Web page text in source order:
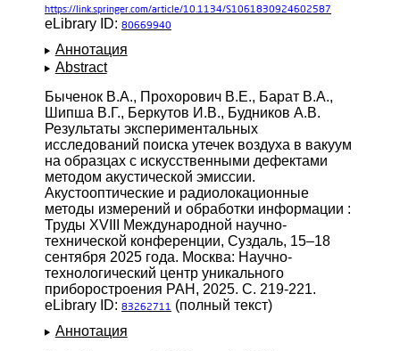
https://link.springer.com/article/10.1134/S1061830924602587
eLibrary ID: 80669940
Аннотация
Abstract
Быченок В.А., Прохорович В.Е., Барат В.А.,
Шипша В.Г., Беркутов И.В., Будников А.В.
Результаты экспериментальных
исследований поиска утечек воздуха в вакуум
на образцах с искусственными дефектами
методом акустической эмиссии.
Акустооптические и радиолокационные
методы измерений и обработки информации :
Труды XVIII Международной научно-
технической конференции, Суздаль, 15–18
сентября 2025 года. Москва: Научно-
технологический центр уникального
приборостроения РАН, 2025. С. 219-221.
eLibrary ID: 83262711 (полный текст)
Аннотация